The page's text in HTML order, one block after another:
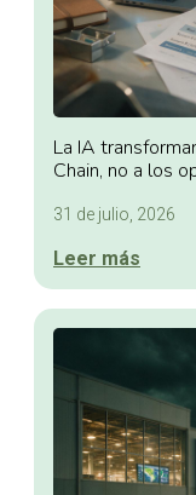
La IA
Chain, no a los
31 de julio, 2026
Leer más